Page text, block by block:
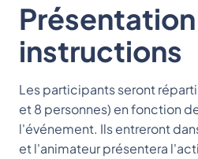
instructions
Les participants seront
et 8 personnes) en fonction
l'événement. Ils entreront
et l'animateur présentera